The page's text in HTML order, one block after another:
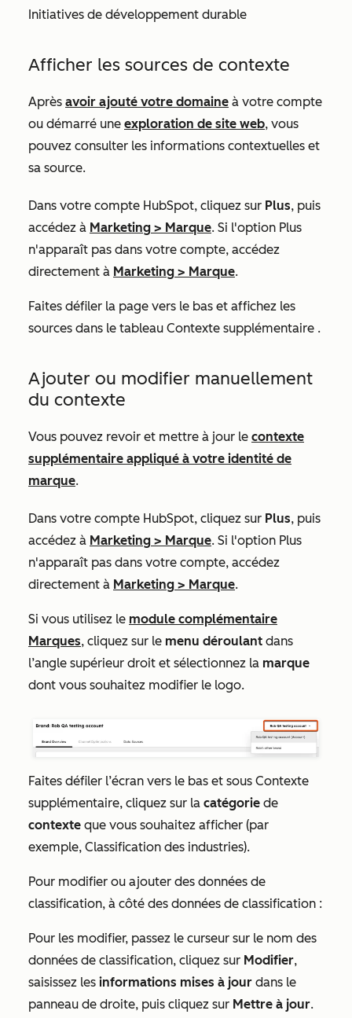
Initiatives de développement durable
Afficher les sources de contexte
Après avoir ajouté votre domaine à votre compte
ou démarré une exploration de site web, vous
pouvez consulter les informations contextuelles et
sa source.
Dans votre compte HubSpot, cliquez sur Plus, puis
accédez à Marketing > Marque. Si l'option Plus
n'apparaît pas dans votre compte, accédez
directement à Marketing > Marque.
Faites défiler la page vers le bas et affichez les
sources dans le tableau Contexte supplémentaire .
Ajouter ou modifier manuellement
du contexte
Vous pouvez revoir et mettre à jour le contexte
supplémentaire appliqué à votre identité de
marque.
Dans votre compte HubSpot, cliquez sur Plus, puis
accédez à Marketing > Marque. Si l'option Plus
n'apparaît pas dans votre compte, accédez
directement à Marketing > Marque.
Si vous utilisez le module complémentaire
Marques, cliquez sur le menu déroulant dans
l’angle supérieur droit et sélectionnez la marque
dont vous souhaitez modifier le logo.
Faites défiler l’écran vers le bas et sous Contexte
supplémentaire, cliquez sur la catégorie de
contexte que vous souhaitez afficher (par
exemple, Classification des industries).
Pour modifier ou ajouter des données de
classification, à côté des données de classification :
Pour les modifier, passez le curseur sur le nom des
données de classification, cliquez sur Modifier,
saisissez les informations mises à jour dans le
panneau de droite, puis cliquez sur Mettre à jour.